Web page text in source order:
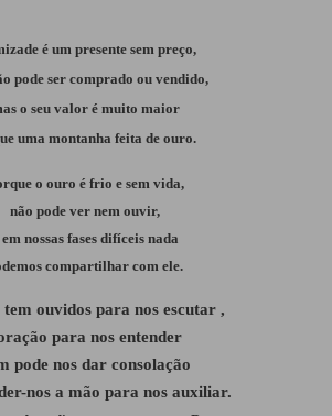
é um presente sem preço,
pode ser comprado ou vendido,
o seu valor é muito maior
uma montanha feita de ouro.
o ouro é frio e sem vida,
não pode ver nem ouvir,
em nossas fases difíceis nada
compartilhar com ele.
tem ouvidos para nos escutar ,
para nos entender
pode nos dar consolação
nos a mão para nos auxiliar.